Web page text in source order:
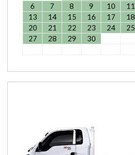
6
7 8 9 10 11
13
14 15 16 17 18
20
21 22 23 24 25
27
28 29 30